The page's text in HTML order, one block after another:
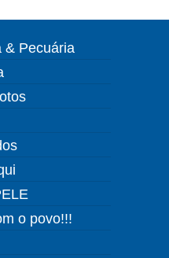
& Pecuária
o povo!!!